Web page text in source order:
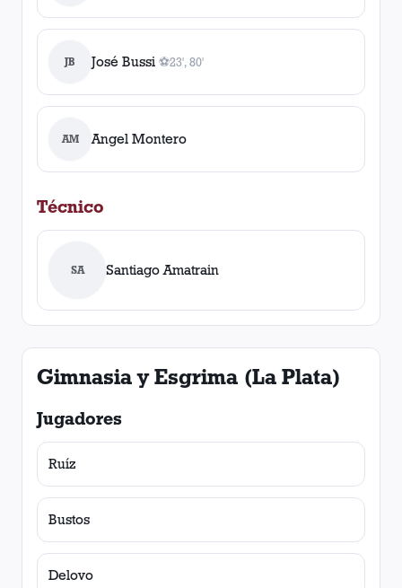
JB José Bussi ⚽
2goles, 23', 80'
23', 80'
AM Angel Montero
Técnico
SA Santiago Amatrain
Gimnasia y Esgrima (La Plata)
Jugadores
Ruíz
Bustos
Delovo